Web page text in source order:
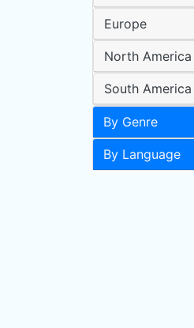
Europe
North America
South America
By Genre
By Language